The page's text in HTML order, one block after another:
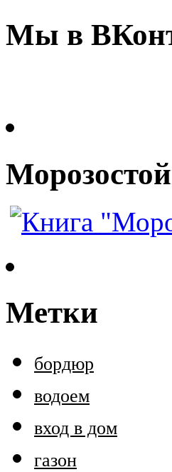
Мы в
Метки
бордюр
водоем
вход в дом
газон